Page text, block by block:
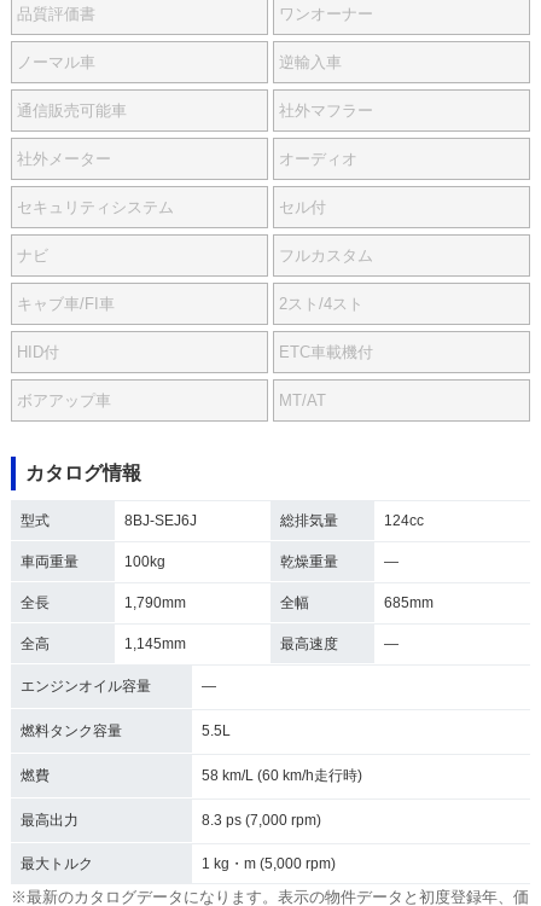
品質評価書 ワンオーナー
ノーマル車 逆輸入車
通信販売可能車 社外マフラー
社外メーター オーディオ
セキュリティシステム セル付
ナビ フルカスタム
キャブ車/FI車 2スト/4スト
HID付 ETC車載機付
ボアアップ車 MT/AT
カタログ情報
型式 8BJ-SEJ6J 総排気量 124cc
車両重量 100kg 乾燥重量 ―
全長 1,790mm 全幅 685mm
全高 1,145mm 最高速度 ―
エンジンオイル容量 ―
燃料タンク容量 5.5L
燃費 58 km/L (60 km/h走行時)
最高出力 8.3 ps (7,000 rpm)
最大トルク 1 kg・m (5,000 rpm)
※最新のカタログデータになります。表示の物件データと初度登録年、価